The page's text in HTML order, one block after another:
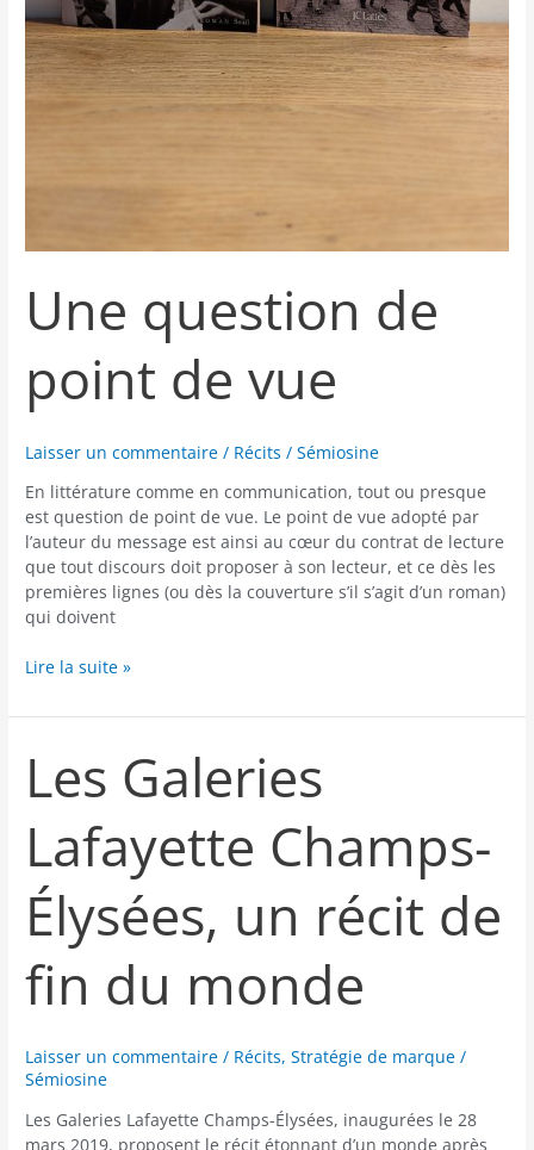
Une question de
point de vue
Laisser un commentaire / Récits /Sémiosine
En littérature comme en communication, tout ou presque
est question de point de vue. Le point de vue adopté par
l’auteur du message est ainsi au cœur du contrat de lecture
que tout discours doit proposer à son lecteur, et ce dès les
premières lignes (ou dès la couverture s’il s’agit d’un roman)
qui doivent
Lire la suite »
Les Galeries
Lafayette Champs-
Élysées, un récit de
fin du monde
Laisser un commentaire / Récits,Stratégie de marque /
Sémiosine
Les Galeries Lafayette Champs-Élysées, inaugurées le 28
mars 2019, proposent le récit étonnant d’un monde après
Les
Galeries
Lafayette
Champs-
Élysées,
récit
de
du
monde